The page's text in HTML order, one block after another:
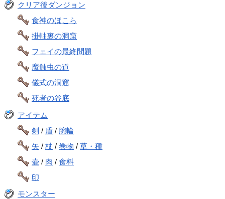
クリア後ダンジョン
食神のほこら
掛軸裏の洞窟
フェイの最終問題
魔蝕虫の道
儀式の洞窟
死者の谷底
アイテム
剣 / 盾 / 腕輪
矢 /杖 /巻物 /草・種
壷 / 肉 /食料
印
モンスター